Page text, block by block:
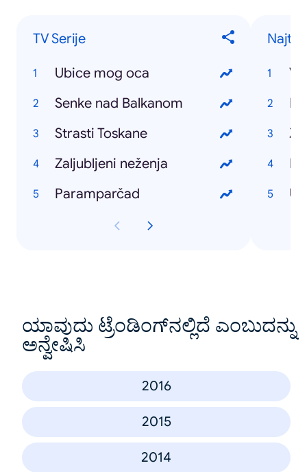
TV Serije
Ubice mog oca
Senke nad Balkanom
Strasti Toskane
Zaljubljeni neženja
Paramparčad
ಯಾವುದು ಟ್ರೆಂಡಿಂಗ್‌ನಲ್ಲಿದೆ ಎಂಬುದನ್ನು
ಅನ್ವೇಷಿಸಿ
2016
2015
2014